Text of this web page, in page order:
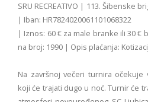
SRU RECREATIVO | 113. Šibenske
| Iban: HR7824020061101068322
| Iznos: 60 € za male branke ili 30 €
na broj: 1990 | Opis plaćanja:
Na završnoj večeri turnira očekuje
koji će trajati dugo u noć. Turnir će